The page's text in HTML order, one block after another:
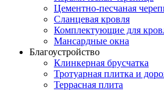
Цементно-песчаная
Сланцевая кровля
Комплектующие для
Мансардные окна
Благоустройство
Клинкерная брусчатка
Тротуарная плитка и
Террасная плита